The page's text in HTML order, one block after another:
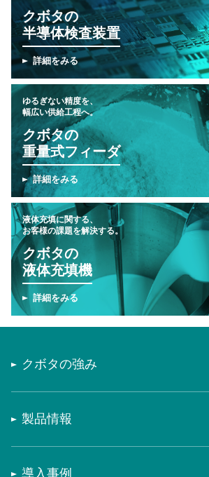
クボタの
半導体検査装置
詳細をみる
ゆるぎない精度を、
幅広い供給工程へ。
クボタの
重量式フィーダ
詳細をみる
液体充填に関する、
お客様の課題を解決する。
クボタの
液体充填機
詳細をみる
クボタの強み
製品情報
導入事例